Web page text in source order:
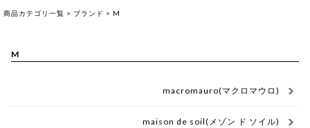
商品カテゴリ一覧 > ブランド > M
M
macromauro(マクロマウロ)
maison de soil(メゾン ド ソイル)